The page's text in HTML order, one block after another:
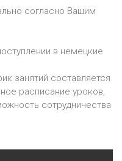
согласно Вашим
в немецкие
занятий составляется
расписание уроков,
сотрудничества